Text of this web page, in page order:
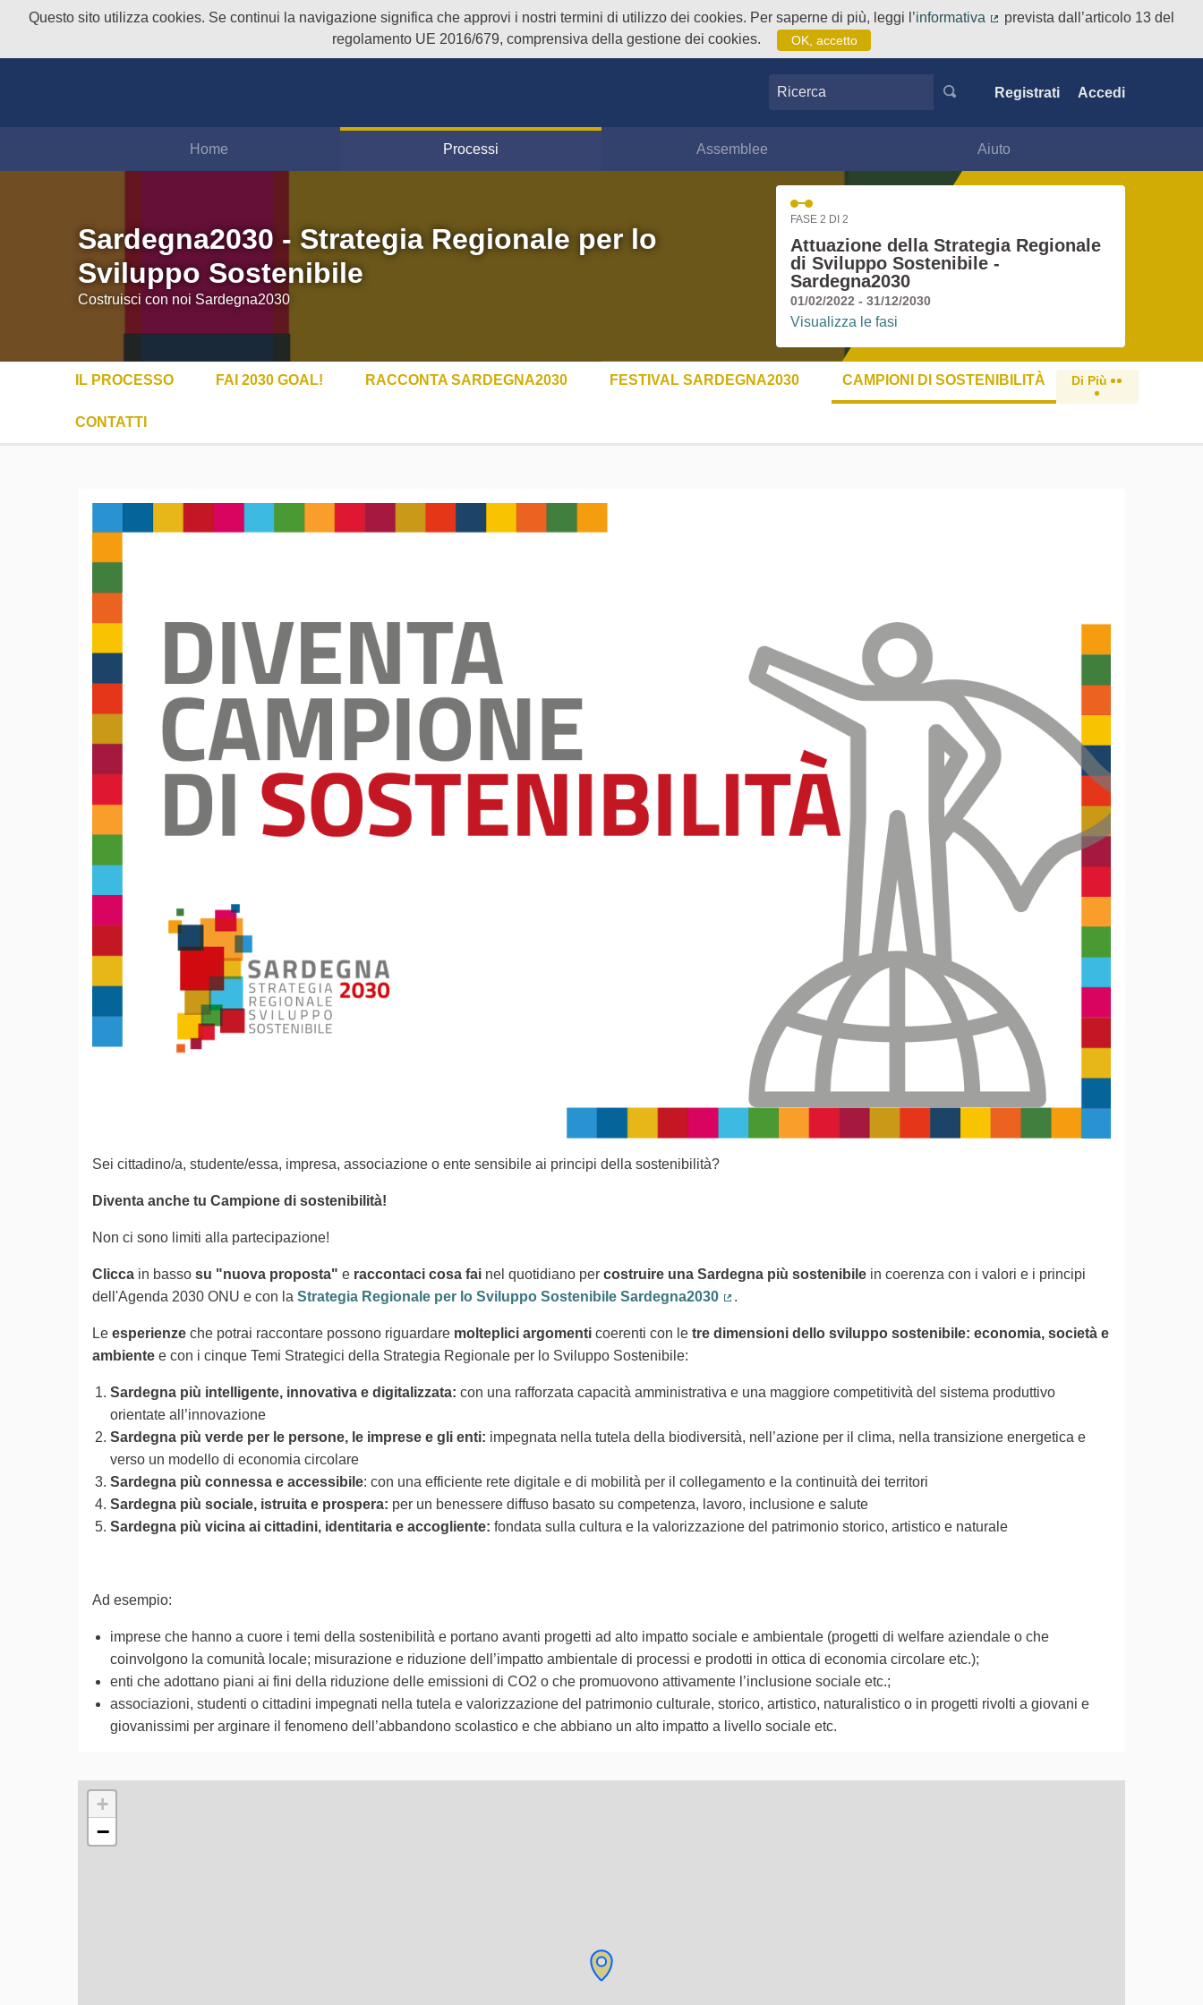
Questo sito utilizza cookies. Se continui la navigazione significa che approvi i nostri termini di utilizzo dei cookies. Per saperne di più, leggi l’informativa
prevista dall’articolo 13 del
regolamento UE 2016/679, comprensiva della gestione dei cookies.
OK, accetto
Ricerca Registrati Accedi
Home Processi Assemblee Aiuto
Sardegna2030 - Strategia Regionale per lo
Sviluppo Sostenibile
Costruisci con noi Sardegna2030
FASE 2 DI 2
Attuazione della Strategia Regionale
di Sviluppo Sostenibile -
Sardegna2030
01/02/2022 - 31/12/2030
Visualizza le fasi
IL PROCESSO FAI 2030 GOAL! RACCONTA SARDEGNA2030 FESTIVAL SARDEGNA2030 CAMPIONI DI SOSTENIBILITÀ
CONTATTI
Di Più
Sei cittadino/a, studente/essa, impresa, associazione o ente sensibile ai principi della sostenibilità?
Diventa anche tu Campione di sostenibilità!
Non ci sono limiti alla partecipazione!
Clicca in basso su "nuova proposta" e raccontaci cosa fai nel quotidiano per costruire una Sardegna più sostenibile in coerenza con i valori e i principi
dell'Agenda 2030 ONU e con la Strategia Regionale per lo Sviluppo Sostenibile Sardegna2030
.
Le esperienze che potrai raccontare possono riguardare molteplici argomenti coerenti con le tre dimensioni dello sviluppo sostenibile: economia, società e
ambiente e con i cinque Temi Strategici della Strategia Regionale per lo Sviluppo Sostenibile:
Sardegna più intelligente, innovativa e digitalizzata: con una rafforzata capacità amministrativa e una maggiore competitività del sistema produttivo
orientate all’innovazione
Sardegna più verde per le persone, le imprese e gli enti: impegnata nella tutela della biodiversità, nell’azione per il clima, nella transizione energetica e
verso un modello di economia circolare
Sardegna più connessa e accessibile: con una efficiente rete digitale e di mobilità per il collegamento e la continuità dei territori
Sardegna più sociale, istruita e prospera: per un benessere diffuso basato su competenza, lavoro, inclusione e salute
Sardegna più vicina ai cittadini, identitaria e accogliente: fondata sulla cultura e la valorizzazione del patrimonio storico, artistico e naturale
Ad esempio:
imprese che hanno a cuore i temi della sostenibilità e portano avanti progetti ad alto impatto sociale e ambientale (progetti di welfare aziendale o che
coinvolgono la comunità locale; misurazione e riduzione dell’impatto ambientale di processi e prodotti in ottica di economia circolare etc.);
enti che adottano piani ai fini della riduzione delle emissioni di CO2 o che promuovono attivamente l’inclusione sociale etc.;
associazioni, studenti o cittadini impegnati nella tutela e valorizzazione del patrimonio culturale, storico, artistico, naturalistico o in progetti rivolti a giovani e
giovanissimi per arginare il fenomeno dell’abbandono scolastico e che abbiano un alto impatto a livello sociale etc.
L'elemento seguente è una mappa che presenta gli elementi di questa pagina come punti della mappa. L'elemento può essere utilizzato con un lettore di schermo, ma può
+
−